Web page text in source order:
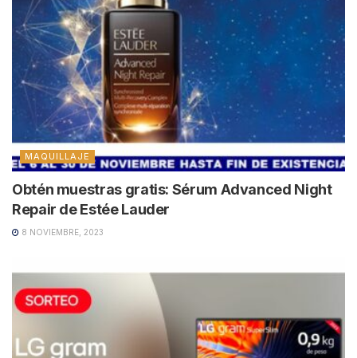
MAQUILLAJE
Obtén muestras gratis: Sérum Advanced Night
Repair de Estée Lauder
8 NOVIEMBRE, 2023